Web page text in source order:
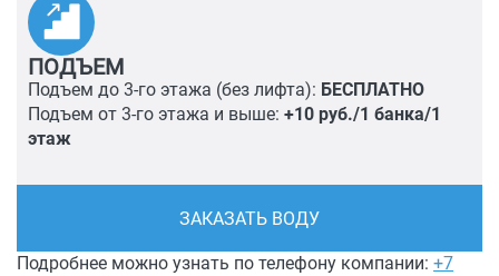
ПОДЪЕМ
Подъем до 3-го этажа (без лифта): БЕСПЛАТНО
Подъем от 3-го этажа и выше: +10 руб./1 банка/1
этаж
ЗАКАЗАТЬ ВОДУ
Подробнее можно узнать по телефону компании: +7